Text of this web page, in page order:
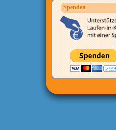
Spenden